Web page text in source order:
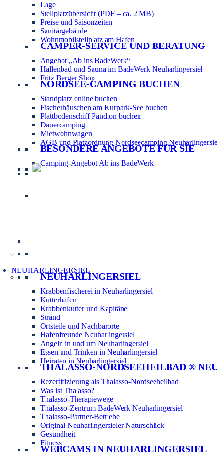
Lage
Stellplatzübersicht (PDF – ca. 2 MB)
Preise und Saisonzeiten
Sanitärgebäude
Wohnmobilstellplatz am Hafen
CAMPER-SERVICE UND BERATUNG
Angebot „Ab ins BadeWerk“
Hallenbad und Sauna im BadeWerk Neuharlingersiel
Fritz Berger Shop
NORDSEE-CAMPING BUCHEN
Standplatz online buchen
Fischerhäuschen am Kurpark-See buchen
Plattbodenschiff Pandion buchen
Dauercamping
Mietwohnwagen
AGB und Platzordnung Nordseecamping
BESONDERE ANGEBOTE FÜR SIE
Camping-Angebot Ab ins BadeWerk
NEUHARLINGERSIEL
NEUHARLINGERSIEL
Krabbenfischerei in Neuharlingersiel
Kutterhafen
Krabbenkutter und Kapitäne
Strand
Ortsteile und Nachbarorte
Hafenfreunde Neuharlingersiel
Angeln in und um Neuharlingersiel
Essen und Trinken in Neuharlingersiel
Heiraten in Neuharlingersiel
THALASSO-NORDSEEHEILBAD ®
Rezertifizierung als Thalasso-Nordseeheilbad
Was ist Thalasso?
Thalasso-Therapiewege
Thalasso-Zentrum BadeWerk Neuharlingersiel
Thalasso-Partner-Betriebe
Original Neuharlingersieler Naturschlick
Gesundheit
Fitness
WEBCAMS IN NEUHARLINGERSIEL